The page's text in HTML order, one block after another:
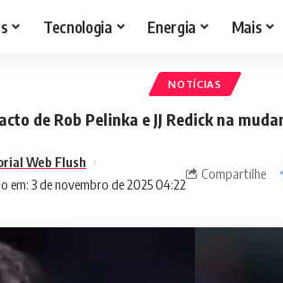
Tecnologia Energia Mais
NOTÍCIAS
de Rob Pelinka e JJ Redick na
em: 3 de novembro de 2025 04:22
Web Flush
Compartilhe